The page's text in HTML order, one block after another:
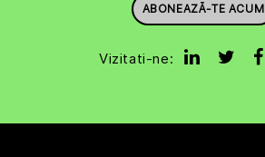
ABONEAZĂ-TE ACUM
Vizitati-ne: